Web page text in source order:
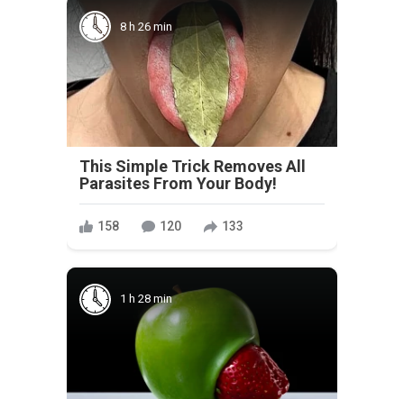
8 h 26 min
This Simple Trick Removes All
Parasites From Your Body!
158 120 133
1 h 28 min